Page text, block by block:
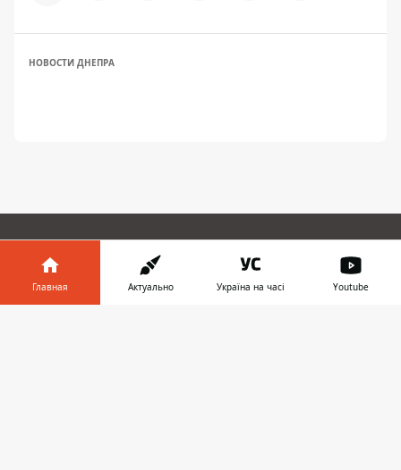
НОВОСТИ ДНЕПРА
ПРЕДЛОЖИТЬ НОВОСТЬ
Главная Актуально Україна на часі Youtube